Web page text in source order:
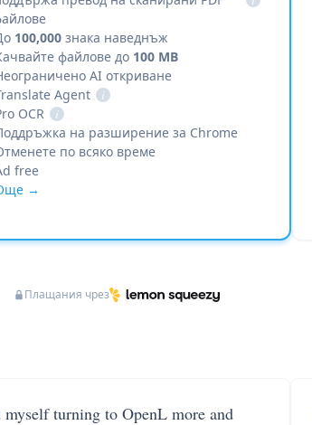
100,000 знака наведнъж
файлове до 100 MB
AI откриване
Agent
i
OCR
i
на разширение за Chrome
по всяко време
free
→
Плащания чрез
turning to OpenL more and